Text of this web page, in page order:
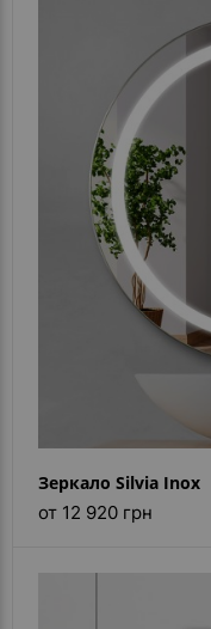
Зеркало Silvia Inox
от 12 920 грн